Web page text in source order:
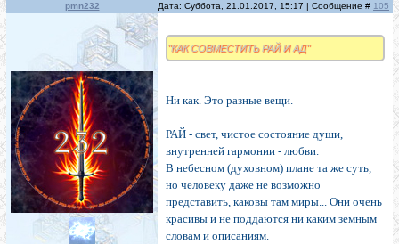
pmn232 Дата: Суббота, 21.01.2017, 15:17 | Сообщение # 105
"КАК СОВМЕСТИТЬ РАЙ И АД"
Ни как. Это разные вещи.
РАЙ - свет, чистое состояние души,
внутренней гармонии - любви.
В небесном (духовном) плане та же суть,
но человеку даже не возможно
представить, каковы там миры... Они очень
красивы и не поддаются ни каким земным
словам и описаниям.